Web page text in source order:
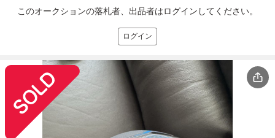
このオークションの落札者、出品者はログインしてください。
ログイン